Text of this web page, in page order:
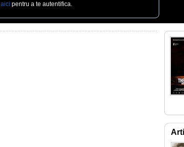
aici pentru a te autentifica.